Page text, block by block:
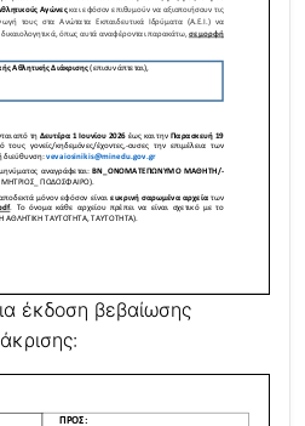
έκδοση βεβαίωσης